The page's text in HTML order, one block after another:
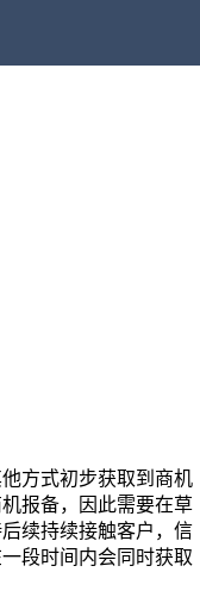
方式初步获取到商机
报备，因此需要在草
续持续接触客户，信
段时间内会同时获取